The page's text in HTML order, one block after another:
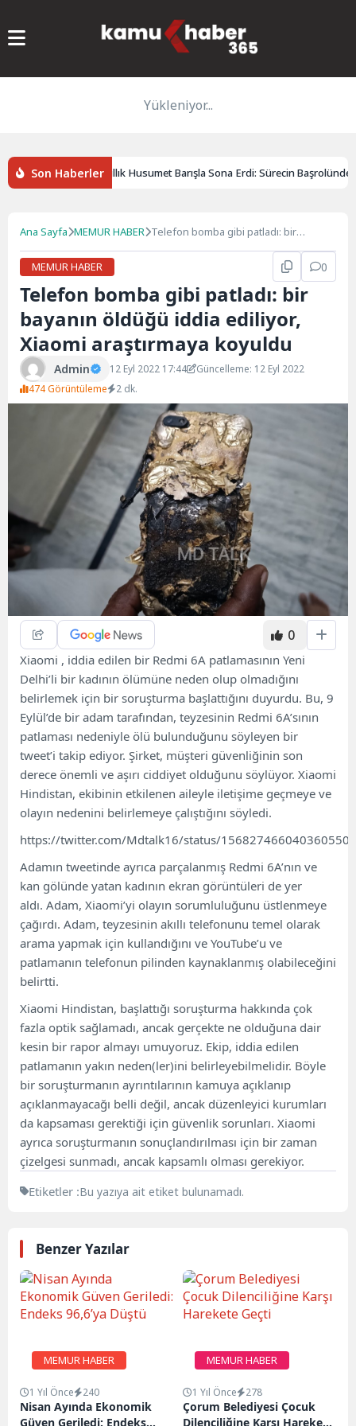
Yükleniyor...
Son Haberler
Bitlis’te İki Yıllık Husumet Barışla Sona Erdi: Sürecin Başrolünde
Ana Sayfa MEMUR HABER Telefon bomba gibi patladı: bir
MEMUR HABER 0
Telefon bomba gibi patladı: bir
bayanın öldüğü iddia ediliyor,
Xiaomi araştırmaya koyuldu
Admin 12 Eyl 2022 17:44
Güncelleme: 12 Eyl 2022
474 Görüntüleme
2 dk.
0
Xiaomi , iddia edilen bir Redmi 6A patlamasının Yeni
Delhi’li bir kadının ölümüne neden olup olmadığını
belirlemek için bir soruşturma başlattığını duyurdu. Bu, 9
Eylül’de bir adam tarafından, teyzesinin Redmi 6A’sının
patlaması nedeniyle ölü bulunduğunu söyleyen bir
tweet’i takip ediyor. Şirket, müşteri güvenliğinin son
derece önemli ve aşırı ciddiyet olduğunu söylüyor. Xiaomi
Hindistan, ekibinin etkilenen aileyle iletişime geçmeye ve
olayın nedenini belirlemeye çalıştığını söyledi.
https://twitter.com/Mdtalk16/status/1568274660403605504
Adamın tweetinde ayrıca parçalanmış Redmi 6A’nın ve
kan gölünde yatan kadının ekran görüntüleri de yer
aldı. Adam, Xiaomi’yi olayın sorumluluğunu üstlenmeye
çağırdı. Adam, teyzesinin akıllı telefonunu temel olarak
arama yapmak için kullandığını ve YouTube’u ve
patlamanın telefonun pilinden kaynaklanmış olabileceğini
belirtti.
Xiaomi Hindistan, başlattığı soruşturma hakkında çok
fazla optik sağlamadı, ancak gerçekte ne olduğuna dair
kesin bir rapor almayı umuyoruz. Ekip, iddia edilen
patlamanın yakın neden(ler)ini belirleyebilmelidir. Böyle
bir soruşturmanın ayrıntılarının kamuya açıklanıp
açıklanmayacağı belli değil, ancak düzenleyici kurumları
da kapsaması gerektiği için güvenlik sorunları. Xiaomi
ayrıca soruşturmanın sonuçlandırılması için bir zaman
çizelgesi sunmadı, ancak kapsamlı olması gerekiyor.
Etiketler :Bu yazıya ait etiket bulunamadı.
Benzer Yazılar
MEMUR HABER
1 Yıl Önce 240
Nisan Ayında Ekonomik
Güven Geriledi: Endeks
MEMUR HABER
1 Yıl Önce 278
Çorum Belediyesi Çocuk
Dilenciliğine Karşı Harekete